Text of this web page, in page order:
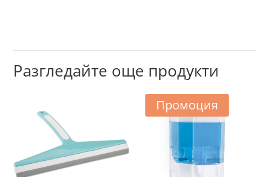
Разгледайте още продукти
Промоция